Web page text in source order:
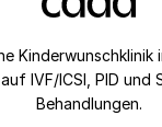
Kinderwunschklinik
IVF/ICSI, PID und
Behandlungen.